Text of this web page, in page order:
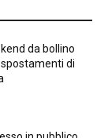
da bollino
di